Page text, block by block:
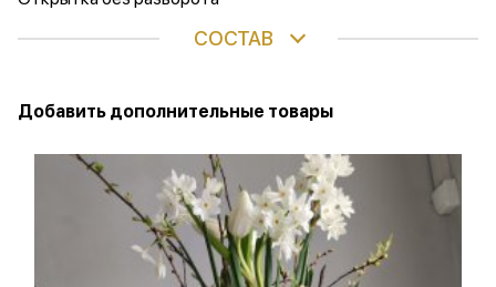
СОСТАВ
Добавить дополнительные товары